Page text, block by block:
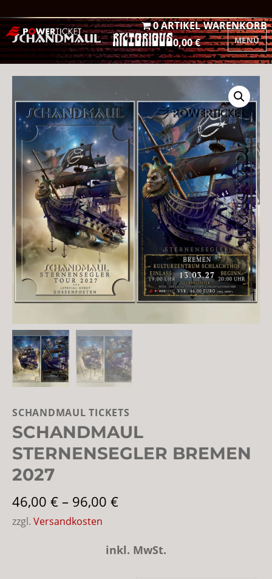
WARENKORB
0 ARTIKEL
0,00 €
MENÜ
SCHANDMAUL TICKETS
SCHANDMAUL
STERNENSEGLER BREMEN
2027
46,00 € – 96,00 €
zzgl. Versandkosten
inkl. MwSt.